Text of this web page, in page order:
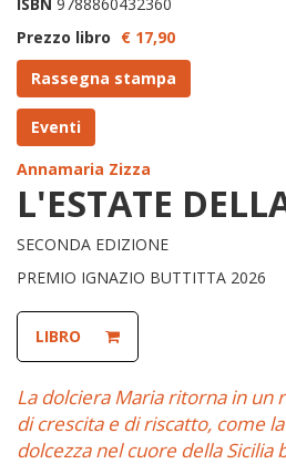
Prezzo libro € 17,90
Rassegna stampa
Eventi
Annamaria Zizza
L'ESTATE
SECONDA EDIZIONE
PREMIO IGNAZIO BUTTITTA 2026
LIBRO
La dolciera Maria ritorna in un
di crescita e di riscatto, come
dolcezza nel cuore della Sicilia